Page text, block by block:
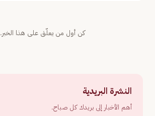
كن أول من يعلّق على هذا الخبر.
النشرة البريدية
أهم الأخبار إلى بريدك كل صباح.